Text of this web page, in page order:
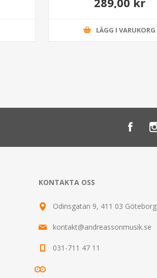
LÄGG I VARUKORG
KONTAKTA OSS
Odinsgatan 9, 411 03 Göteborg
kontakt@andreassonmusik.se
031-711 47 11